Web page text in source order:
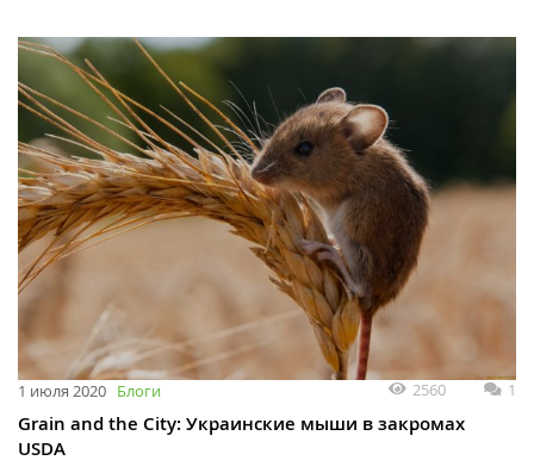
1 июля 2020 Блоги 2560 1
Grain and the City: Украинские мыши в закромах
USDA